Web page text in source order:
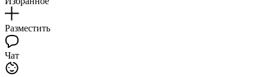
Разместить
Чат